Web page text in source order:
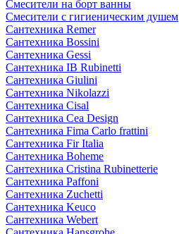
Смесители на борт ванны
Смесители с гигиеническим душем
Сантехника Remer
Сантехника Bossini
Сантехника Gessi
Сантехника IB Rubinetti
Сантехника Giulini
Сантехника Nikolazzi
Сантехника Cisal
Сантехника Cea Design
Сантехника Fima Carlo frattini
Сантехника Fir Italia
Сантехника Boheme
Сантехника Cristina Rubinetterie
Сантехника Paffoni
Сантехника Zuchetti
Сантехника Keuco
Сантехника Webert